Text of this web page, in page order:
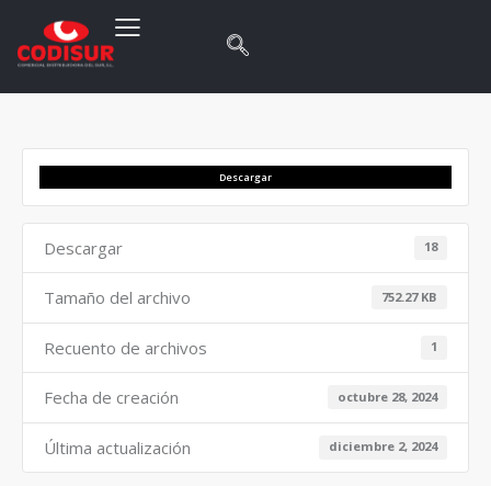
Descargar
Descargar 18
Tamaño del archivo 752.27 KB
Recuento de archivos 1
Fecha de creación octubre 28, 2024
Última actualización diciembre 2, 2024